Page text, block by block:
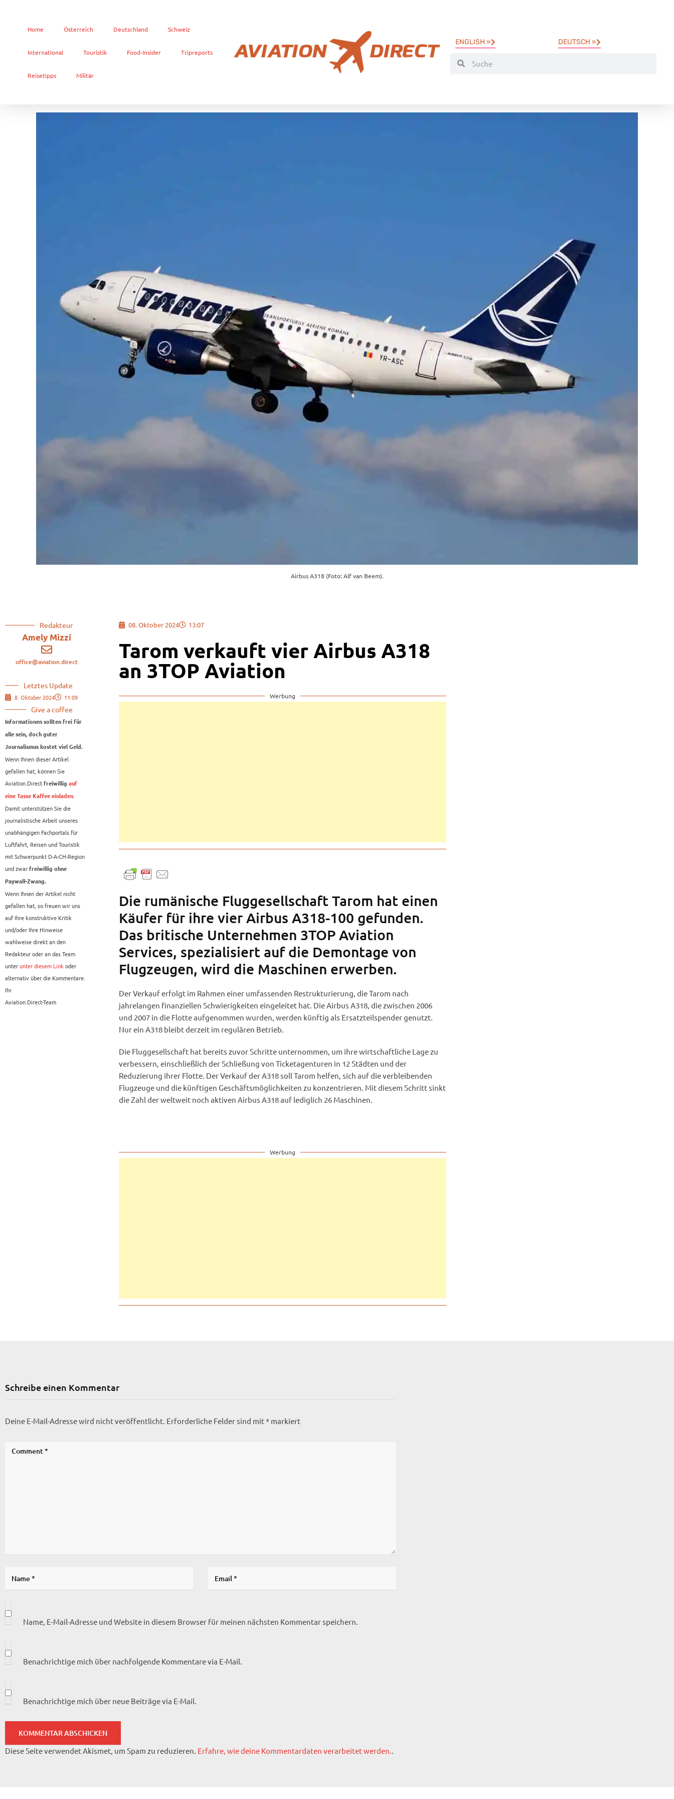
Home Österreich Deutschland Schweiz
International Touristik Food-Insider Tripreports
Reisetipps Militär
ENGLISH » DEUTSCH »
Airbus A318 (Foto: Alf van Beem).
Redakteur
Amely Mizzi
office@aviation.direct
Letztes Update
8. Oktober 2024 11:09
Give a coffee
Informationen sollten frei für
alle sein, doch guter
Journalismus kostet viel Geld.
Wenn Ihnen dieser Artikel
gefallen hat, können Sie
Aviation.Direct freiwillig auf
eine Tasse Kaffee einladen.
Damit unterstützen Sie die
journalistische Arbeit unseres
unabhängigen Fachportals für
Luftfahrt, Reisen und Touristik
mit Schwerpunkt D-A-CH-Region
und zwar freiwillig ohne
Paywall-Zwang.
Wenn Ihnen der Artikel nicht
gefallen hat, so freuen wir uns
auf Ihre konstruktive Kritik
und/oder Ihre Hinweise
wahlweise direkt an den
Redakteur oder an das Team
unterunter diesem Linkoder
alternativ über die Kommentare.
Ihr
Aviation.Direct-Team
08. Oktober 2024 13:07
Tarom verkauft vier Airbus A318
an 3TOP Aviation
Werbung
Die rumänische Fluggesellschaft Tarom hat einen
Käufer für ihre vier Airbus A318-100 gefunden.
Das britische Unternehmen 3TOP Aviation
Services, spezialisiert auf die Demontage von
Flugzeugen, wird die Maschinen erwerben.
Der Verkauf erfolgt im Rahmen einer umfassenden Restrukturierung, die Tarom nach
jahrelangen finanziellen Schwierigkeiten eingeleitet hat. Die Airbus A318, die zwischen 2006
und 2007 in die Flotte aufgenommen wurden, werden künftig als Ersatzteilspender genutzt.
Nur ein A318 bleibt derzeit im regulären Betrieb.
Die Fluggesellschaft hat bereits zuvor Schritte unternommen, um ihre wirtschaftliche Lage zu
verbessern, einschließlich der Schließung von Ticketagenturen in 12 Städten und der
Reduzierung ihrer Flotte. Der Verkauf der A318 soll Tarom helfen, sich auf die verbleibenden
Flugzeuge und die künftigen Geschäftsmöglichkeiten zu konzentrieren. Mit diesem Schritt sinkt
die Zahl der weltweit noch aktiven Airbus A318 auf lediglich 26 Maschinen.
Werbung
Schreibe einen Kommentar
Deine E-Mail-Adresse wird nicht veröffentlicht. Erforderliche Felder sind mit* markiert
Name, E-Mail-Adresse und Website in diesem Browser für meinen nächsten Kommentar speichern.
Benachrichtige mich über nachfolgende Kommentare via E-Mail.
Benachrichtige mich über neue Beiträge via E-Mail.
Diese Seite verwendet Akismet, um Spam zu reduzieren. Erfahre, wie deine Kommentardaten verarbeitet werden..